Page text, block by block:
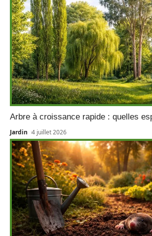
Arbre à croissance rapide : quelles
Jardin 4 juillet 2026